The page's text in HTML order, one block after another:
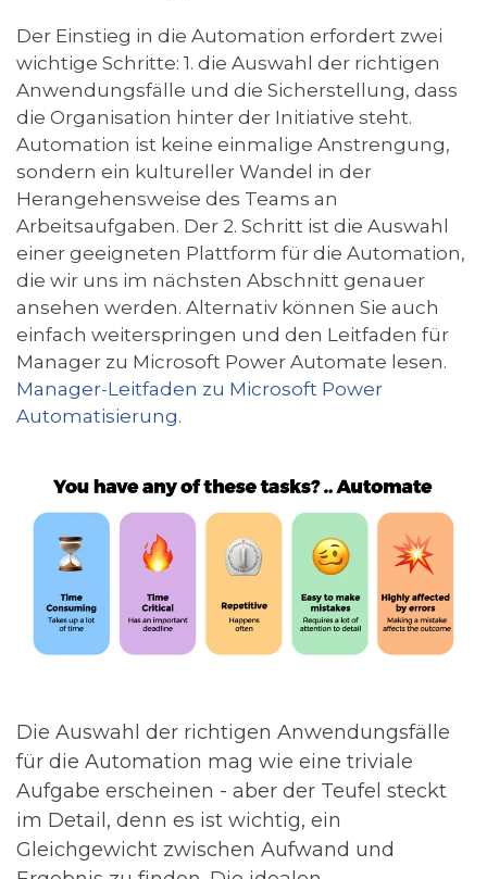
Der Einstieg in die Automation erfordert zwei
wichtige Schritte: 1. die Auswahl der richtigen
Anwendungsfälle und die Sicherstellung, dass
die Organisation hinter der Initiative steht.
Automation ist keine einmalige Anstrengung,
sondern ein kultureller Wandel in der
Herangehensweise des Teams an
Arbeitsaufgaben. Der 2. Schritt ist die Auswahl
einer geeigneten Plattform für die Automation,
die wir uns im nächsten Abschnitt genauer
ansehen werden. Alternativ können Sie auch
einfach weiterspringen und den Leitfaden für
Manager zu Microsoft Power Automate lesen.
Manager-Leitfaden zu Microsoft Power
Automatisierung.
Die Auswahl der richtigen Anwendungsfälle
für die Automation mag wie eine triviale
Aufgabe erscheinen - aber der Teufel steckt
im Detail, denn es ist wichtig, ein
Gleichgewicht zwischen Aufwand und